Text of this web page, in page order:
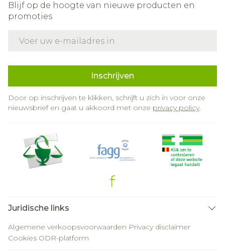
Blijf op de hoogte van nieuwe producten en
promoties
Inschrijven
Door op inschrijven te klikken, schrijft u zich in voor onze
nieuwsbrief en gaat u akkoord met onze privacy policy.
Juridische links
Algemene verkoopsvoorwaarden Privacy disclaimer
Cookies ODR-platform